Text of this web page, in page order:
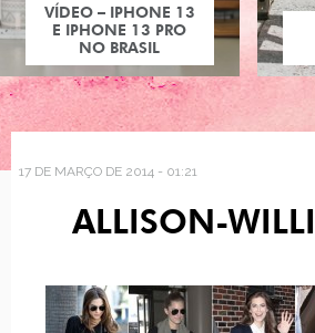
VÍDEO – IPHONE 13
E IPHONE 13 PRO
NO BRASIL
17 DE MARÇO DE 2014 - 01:21
ALLISON-